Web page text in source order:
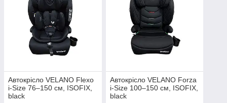
Автокрісло VELANO Flexo
i-Size 76–150 см, ISOFIX,
black
Автокрісло VELANO Forza
i-Size 100–150 см, ISOFIX,
black